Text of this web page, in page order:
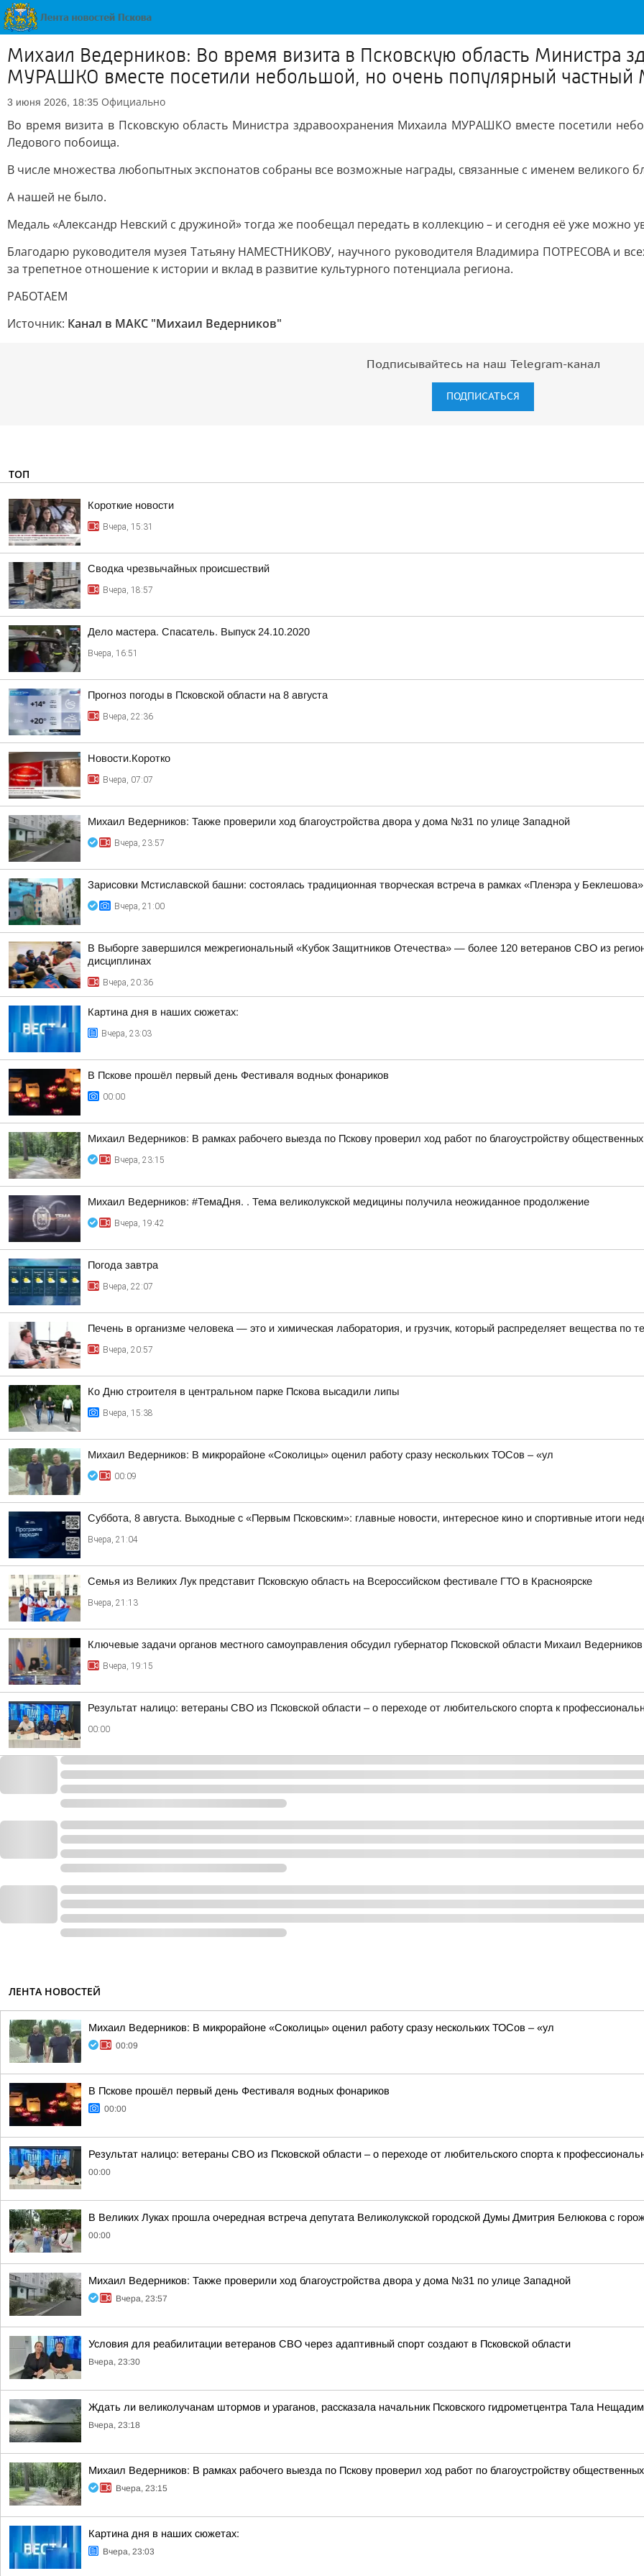
Михаил Ведерников: Во время визита в Псковскую область Министра
МУРАШКО вместе посетили небольшой, но очень популярный частный
3 июня 2026, 18:35 Официально
Во время визита в Псковскую область Министра здравоохранения Михаила МУРАШКО вместе посетили
Ледового побоища.
В числе множества любопытных экспонатов собраны все возможные награды, связанные с именем великого
А нашей не было.
Медаль «Александр Невский с дружиной» тогда же пообещал передать в коллекцию – и сегодня её уже можно
Благодарю руководителя музея Татьяну НАМЕСТНИКОВУ, научного руководителя Владимира ПОТРЕСОВА и
за трепетное отношение к истории и вклад в развитие культурного потенциала региона.
РАБОТАЕМ
Источник: Канал в МАКС "Михаил Ведерников"
Подписывайтесь на наш Telegram-канал
ПОДПИСАТЬСЯ
ТОП
Короткие новости
Вчера, 15:31
Сводка чрезвычайных происшествий
Вчера, 18:57
Дело мастера. Спасатель. Выпуск 24.10.2020
Вчера, 16:51
Прогноз погоды в Псковской области на 8 августа
Вчера, 22:36
Новости.Коротко
Вчера, 07:07
Михаил Ведерников: Также проверили ход благоустройства двора у дома №31 по улице Западной
Вчера, 23:57
Зарисовки Мстиславской башни: состоялась традиционная творческая встреча в рамках «Пленэра у Беклешова»
Вчера, 21:00
В Выборге завершился межрегиональный «Кубок Защитников Отечества» — более 120 ветеранов СВО из
дисциплинах
Вчера, 20:36
Картина дня в наших сюжетах:
Вчера, 23:03
В Пскове прошёл первый день Фестиваля водных фонариков
00:00
Михаил Ведерников: В рамках рабочего выезда по Пскову проверил ход работ по благоустройству
Вчера, 23:15
Михаил Ведерников: #ТемаДня. . Тема великолукской медицины получила неожиданное продолжение
Вчера, 19:42
Погода завтра
Вчера, 22:07
Печень в организме человека — это и химическая лаборатория, и грузчик, который распределяет вещества по
Вчера, 20:57
Ко Дню строителя в центральном парке Пскова высадили липы
Вчера, 15:38
Михаил Ведерников: В микрорайоне «Соколицы» оценил работу сразу нескольких ТОСов – «ул
00:09
Суббота, 8 августа. Выходные с «Первым Псковским»: главные новости, интересное кино и спортивные итоги
Вчера, 21:04
Семья из Великих Лук представит Псковскую область на Всероссийском фестивале ГТО в Красноярске
Вчера, 21:13
Ключевые задачи органов местного самоуправления обсудил губернатор Псковской области Михаил
Вчера, 19:15
Результат налицо: ветераны СВО из Псковской области – о переходе от любительского спорта к
00:00
ЛЕНТА НОВОСТЕЙ
Михаил Ведерников: В микрорайоне «Соколицы» оценил работу сразу нескольких ТОСов – «ул
00:09
В Пскове прошёл первый день Фестиваля водных фонариков
00:00
Результат налицо: ветераны СВО из Псковской области – о переходе от любительского спорта к
00:00
В Великих Луках прошла очередная встреча депутата Великолукской городской Думы Дмитрия Белюкова с
00:00
Михаил Ведерников: Также проверили ход благоустройства двора у дома №31 по улице Западной
Вчера, 23:57
Условия для реабилитации ветеранов СВО через адаптивный спорт создают в Псковской области
Вчера, 23:30
Ждать ли великолучанам штормов и ураганов, рассказала начальник Псковского гидрометцентра Тала
Вчера, 23:18
Михаил Ведерников: В рамках рабочего выезда по Пскову проверил ход работ по благоустройству
Вчера, 23:15
Картина дня в наших сюжетах:
Вчера, 23:03